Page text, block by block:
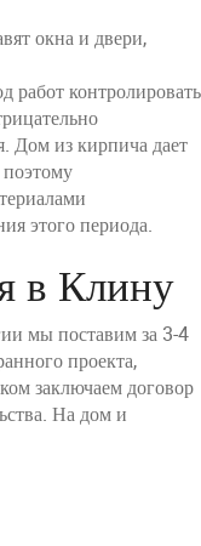
окна и двери,
работ контролировать
Дом из кирпича дает
этого периода.
в Клину
мы поставим за 3-4
проекта,
заключаем договор
На дом и